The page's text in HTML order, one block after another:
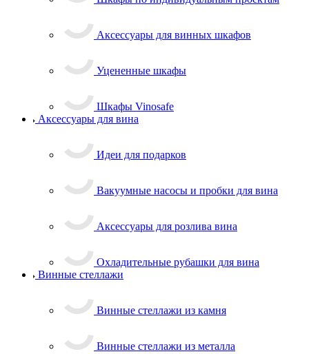
Аксессуары для винных шкафов
Уцененные шкафы
Шкафы Vinosafe
Аксессуары для вина
Идеи для подарков
Вакуумные насосы и пробки для вина
Аксессуары для розлива вина
Охладительные рубашки для вина
Винные стеллажи
Винные стеллажи из камня
Винные стеллажи из металла